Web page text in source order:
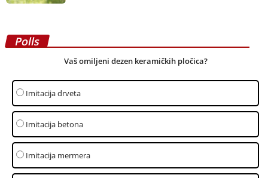
Polls
Vaš omiljeni dezen keramičkih pločica?
Imitacija drveta
Imitacija betona
Imitacija mermera